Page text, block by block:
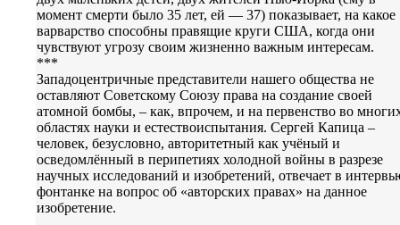
момент смерти было 35 лет, ей — 37) показывает, на какое
варварство способны правящие круги США, когда они
чувствуют угрозу своим жизненно важным интересам.
***
Западоцентричные представители нашего общества не
оставляют Советскому Союзу права на создание своей
атомной бомбы, – как, впрочем, и на первенство во
областях науки и естествоиспытания. Сергей Капица –
человек, безусловно, авторитетный как учёный и
осведомлённый в перипетиях холодной войны в разрезе
научных исследований и изобретений, отвечает в
фонтанке на вопрос об «авторских правах» на данное
изобретение.